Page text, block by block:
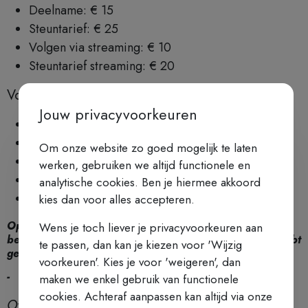
Deelname: € 15
Steuntarief: € 25
Volgen via streaming: € 10
Steuntarief streaming: € 20
Volgende data:
Maandag 15 juni 2026
Donderdag 3 september 2026
Woensdag 16 september 2026
Dinsdag 13 oktober 2026
Dinsdag 24 november 2026
Opgepast: jouw inschrijving is pas compleet wanneer de
betaling is gelukt en je een automatische bevestiging hebt
gekregen!
-
Jouw privacyvoorkeuren
Om onze website zo goed mogelijk te laten
werken, gebruiken we altijd functionele en
analytische cookies. Ben je hiermee akkoord
kies dan voor alles accepteren.
Wens je toch liever je privacyvoorkeuren aan
te passen, dan kan je kiezen voor 'Wijzig
voorkeuren'. Kies je voor 'weigeren', dan
maken we enkel gebruik van functionele
cookies. Achteraf aanpassen kan altijd via onze